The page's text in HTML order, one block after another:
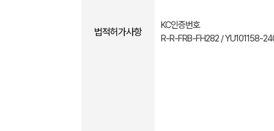
법적허가사항
KC인증번호
R-R-FRB-FH282 / YU101158-